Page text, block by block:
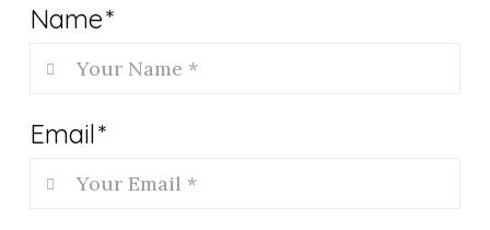
Name*
Email*